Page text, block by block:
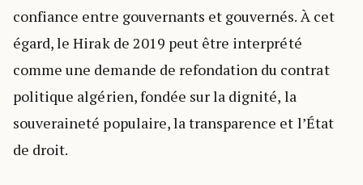
confiance entre gouvernants et gouvernés. À cet
égard, le Hirak de 2019 peut être interprété
comme une demande de refondation du contrat
politique algérien, fondée sur la dignité, la
souveraineté populaire, la transparence et l’État
de droit.